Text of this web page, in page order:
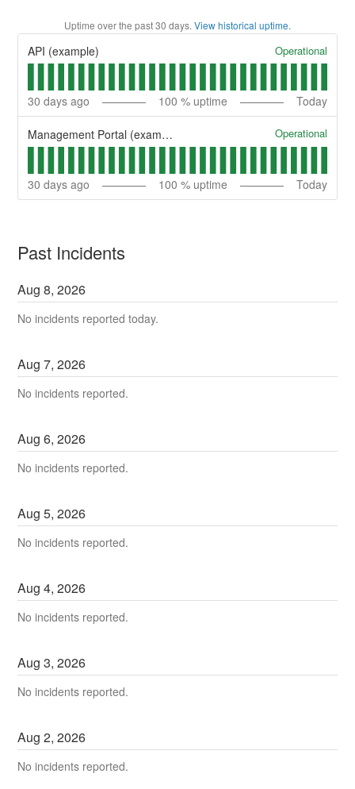
Uptime over the past30 days. View historical uptime.
API (example) Operational
30 days ago 100 % uptime Today
Management Portal (example) Operational
30 days ago 100 % uptime Today
Past Incidents
Aug8,2026
No incidents reported today.
Aug7,2026
No incidents reported.
Aug6,2026
No incidents reported.
Aug5,2026
No incidents reported.
Aug4,2026
No incidents reported.
Aug3,2026
No incidents reported.
Aug2,2026
No incidents reported.